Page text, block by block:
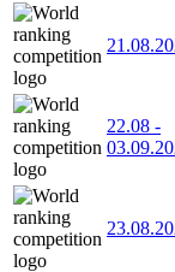
22.08 -